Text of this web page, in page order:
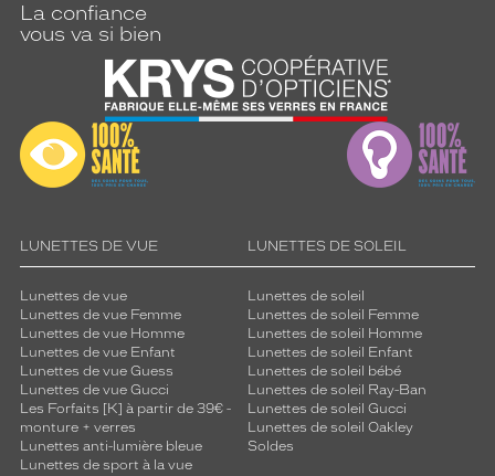
La confiance
vous va si bien
LUNETTES DE VUE
Lunettes de vue
Lunettes de vue Femme
Lunettes de vue Homme
Lunettes de vue Enfant
Lunettes de vue Guess
Lunettes de vue Gucci
Les Forfaits [K] à partir de 39€ -
monture + verres
Lunettes anti-lumière bleue
Lunettes de sport à la vue
LUNETTES DE SOLEIL
Lunettes de soleil
Lunettes de soleil Femme
Lunettes de soleil Homme
Lunettes de soleil Enfant
Lunettes de soleil bébé
Lunettes de soleil Ray-Ban
Lunettes de soleil Gucci
Lunettes de soleil Oakley
Soldes